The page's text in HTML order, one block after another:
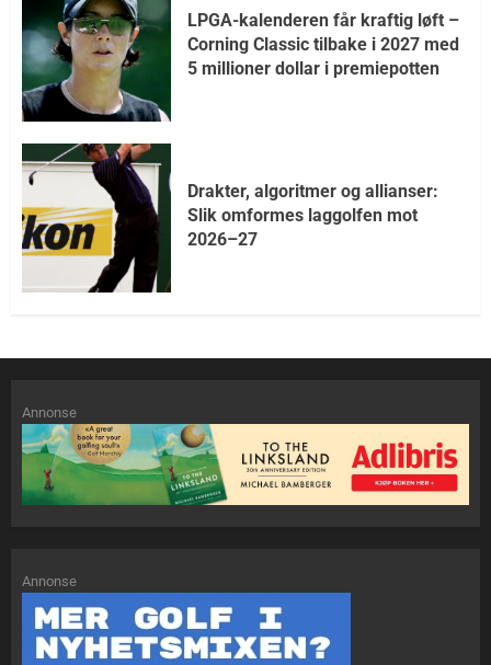
LPGA-kalenderen får kraftig løft –
Corning Classic tilbake i 2027 med
5 millioner dollar i premiepotten
Drakter, algoritmer og allianser:
Slik omformes laggolfen mot
2026–27
Annonse
Annonse